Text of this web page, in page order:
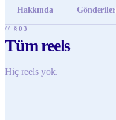
Hakkında Gönderiler
// §03
Tüm reels
Hiç reels yok.